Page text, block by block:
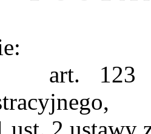
art. 123